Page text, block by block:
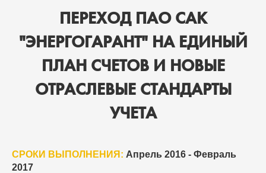
ПЕРЕХОД ПАО САК
"ЭНЕРГОГАРАНТ" НА ЕДИНЫЙ
ПЛАН СЧЕТОВ И НОВЫЕ
ОТРАСЛЕВЫЕ СТАНДАРТЫ
УЧЕТА
СРОКИ ВЫПОЛНЕНИЯ: Апрель 2016 - Февраль
2017